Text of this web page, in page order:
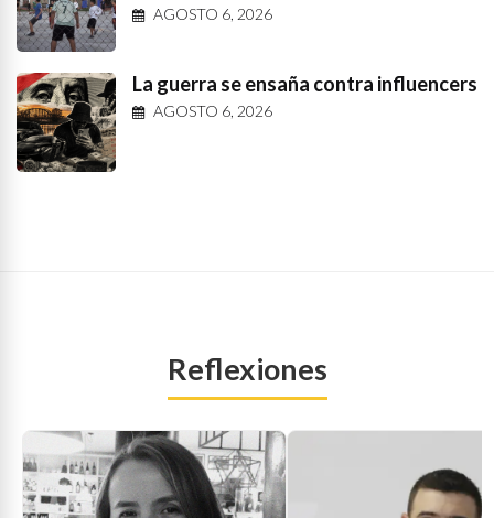
AGOSTO 6, 2026
La guerra se ensaña contra influencers
AGOSTO 6, 2026
Reflexiones